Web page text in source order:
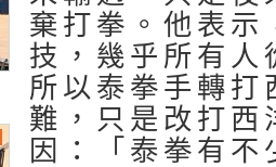
棄打拳。他表示
技，幾乎所有人
所以泰拳手轉打
難，只是改打西
因：「泰拳有